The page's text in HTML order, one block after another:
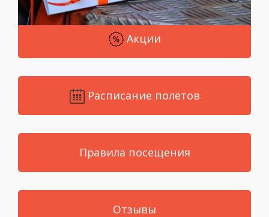
Акции
Расписание полётов
Правила посещения
Отзывы